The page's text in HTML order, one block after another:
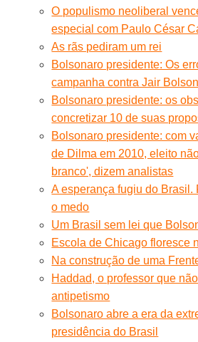
O populismo neoliberal
especial com Paulo César
As rãs pediram um rei
Bolsonaro presidente: Os
campanha contra Jair
Bolsonaro presidente: os
concretizar 10 de suas
Bolsonaro presidente: com
de Dilma em 2010, eleito
branco', dizem analistas
A esperança fugiu do Brasil.
o medo
Um Brasil sem lei que
Escola de Chicago floresce
Na construção de uma
Haddad, o professor que
antipetismo
Bolsonaro abre a era da
presidência do Brasil